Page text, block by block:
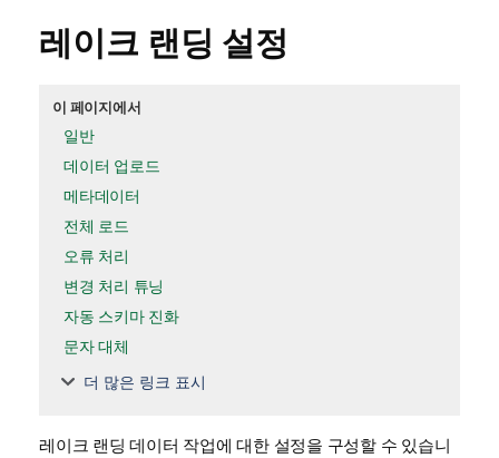
레이크 랜딩 설정
이 페이지에서
일반
데이터 업로드
메타데이터
전체 로드
오류 처리
변경 처리 튜닝
자동 스키마 진화
문자 대체
더 많은 링크 표시
레이크 랜딩 데이터 작업에 대한 설정을 구성할 수 있습니